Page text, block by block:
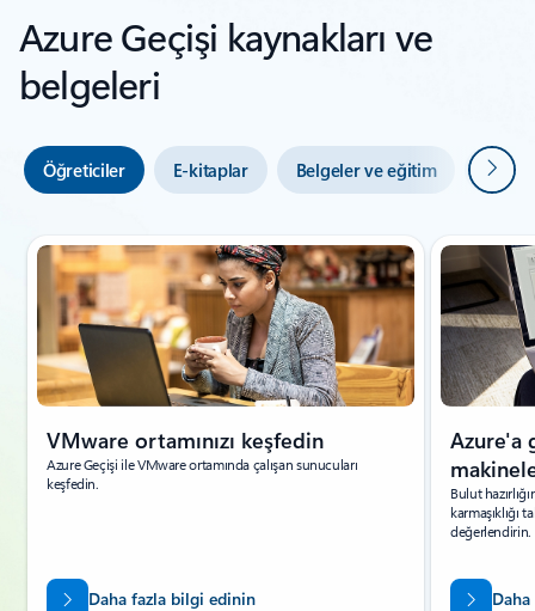
Azure Geçişi kaynakları ve
belgeleri
Öğreticiler E-kitaplar Belgeler ve eğitim Ürün
Slayt 1/6 gösteriliyor
VMware ortamınızı keşfedin
Azure Geçişi ile VMware ortamında çalışan sunucuları
keşfedin.
Daha fazla bilgi edinin
Azure'a
Bulut
karmaşıklığı
değerlendirin.